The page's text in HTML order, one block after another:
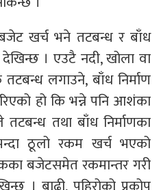
खर्च भने तटबन्ध र बाँध
। एउटै नदी, खोला वा
लगाउने, बाँध निर्माण
हो कि भन्ने पनि आशंका
तथा बाँध निर्माणका
ठूलो रकम खर्च भएको
बजेटसमेत रकमान्तर गरी